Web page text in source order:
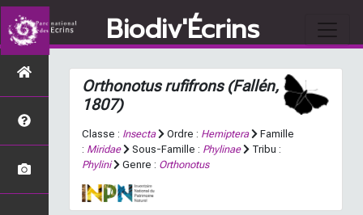
Biodiv'Écrins
Orthonotus rufifrons(Fallén,
1807)
Classe : Insecta Ordre : Hemiptera
Famille
: Miridae Sous-Famille : Phylinae
Tribu :
Phylini
Genre : Orthonotus